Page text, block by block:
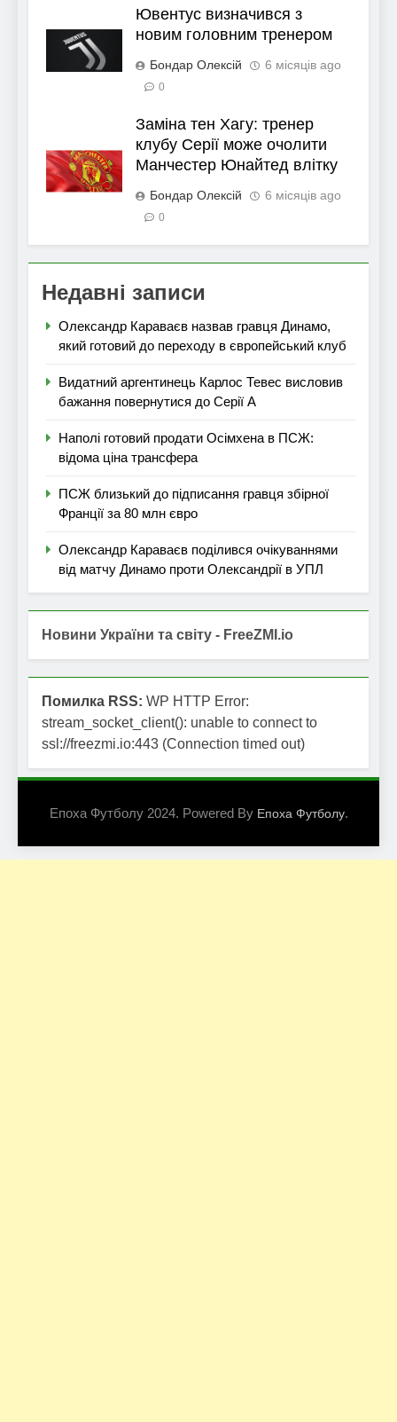
Ювентус визначився з
новим головним тренером
Бондар Олексій 6 місяців ago
0
Заміна тен Хагу: тренер
клубу Серії може очолити
Манчестер Юнайтед влітку
Бондар Олексій 6 місяців ago
0
Недавні записи
Олександр Караваєв назвав гравця Динамо,
який готовий до переходу в європейський клуб
Видатний аргентинець Карлос Тевес висловив
бажання повернутися до Серії А
Наполі готовий продати Осімхена в ПСЖ:
відома ціна трансфера
ПСЖ близький до підписання гравця збірної
Франції за 80 млн євро
Олександр Караваєв поділився очікуваннями
від матчу Динамо проти Олександрії в УПЛ
Новини України та світу - FreeZMI.io
Помилка RSS: WP HTTP Error:
stream_socket_client(): unable to connect to
ssl://freezmi.io:443 (Connection timed out)
Епоха Футболу 2024. Powered By Епоха Футболу.